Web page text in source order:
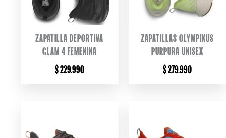
ZAPATILLA DEPORTIVA
GLAM 4 FEMENINA
$229.990
ZAPATILLAS OLYMPIKUS
PURPURA UNISEX
$279.990